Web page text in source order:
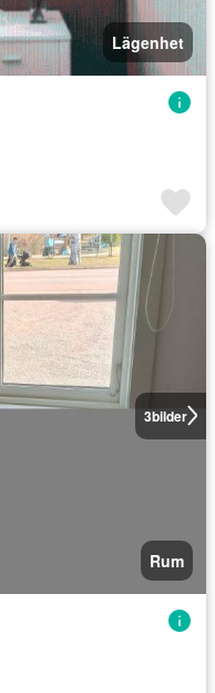
Lägenhet
3bilder
Rum